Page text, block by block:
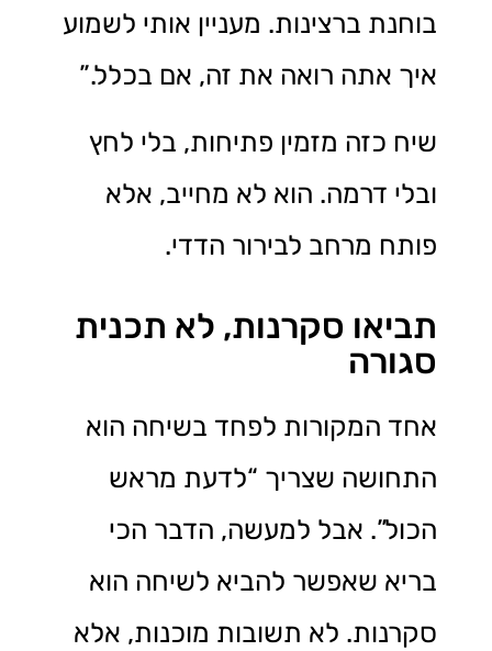
בוחנת ברצינות. מעניין אותי לשמוע
איך אתה רואה את זה, אם בכלל.”
שיח כזה מזמין פתיחות, בלי לחץ
ובלי דרמה. הוא לא מחייב, אלא
פותח מרחב לבירור הדדי.
תביאו סקרנות, לא תכנית
סגורה
אחד המקורות לפחד בשיחה הוא
התחושה שצריך “לדעת מראש
הכול”. אבל למעשה, הדבר הכי
בריא שאפשר להביא לשיחה הוא
סקרנות. לא תשובות מוכנות, אלא